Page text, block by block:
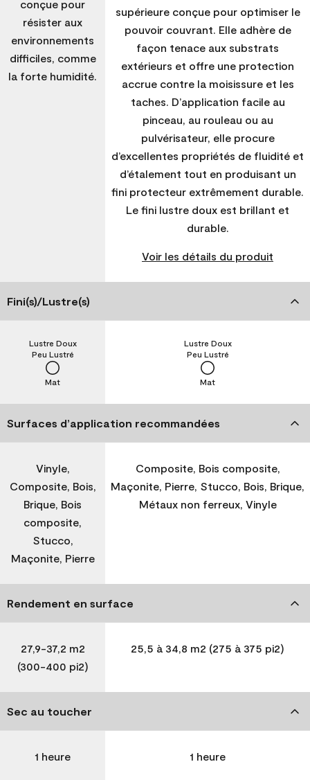
conçue pour
résister aux
environnements
difficiles, comme
la forte humidité.
supérieure conçue pour optimiser le
pouvoir couvrant. Elle adhère de
façon tenace aux substrats
extérieurs et offre une protection
accrue contre la moisissure et les
taches. D’application facile au
pinceau, au rouleau ou au
pulvérisateur, elle procure
d’excellentes propriétés de fluidité et
d’étalement tout en produisant un
fini protecteur extrêmement durable.
Le fini lustre doux est brillant et
durable.
Voir les détails du produit
Fini(s)/Lustre(s)
Mat
Peu Lustré
Lustre Doux
Mat
Peu Lustré
Lustre Doux
Surfaces d’application recommandées
Vinyle,
Composite, Bois,
Brique, Bois
composite,
Stucco,
Maçonite, Pierre
Composite, Bois composite,
Maçonite, Pierre, Stucco, Bois, Brique,
Métaux non ferreux, Vinyle
Rendement en surface
27,9-37,2 m2
(300-400 pi2)
25,5 à 34,8 m2 (275 à 375 pi2)
Sec au toucher
1 heure 1 heure